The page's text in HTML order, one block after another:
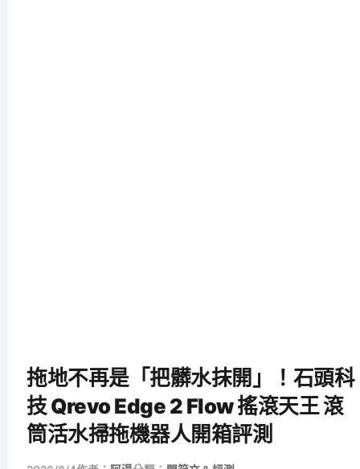
拖地不再是「把髒水抹開」！石頭科
技 Qrevo Edge 2 Flow 搖滾天王 滾
筒活水掃拖機器人開箱評測